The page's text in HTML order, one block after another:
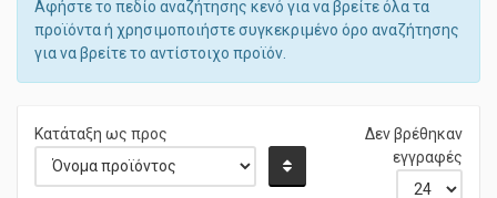
Αφήστε το πεδίο αναζήτησης κενό για να βρείτε όλα τα
προϊόντα ή χρησιμοποιήστε συγκεκριμένο όρο αναζήτησης
για να βρείτε το αντίστοιχο προϊόν.
Κατάταξη ως προς
Δεν βρέθηκαν
εγγραφές